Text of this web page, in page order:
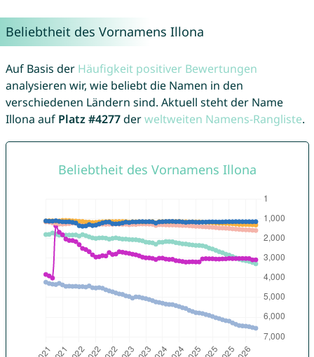
Beliebtheit des Vornamens Illona
Auf Basis der Häufigkeit positiver Bewertungen
analysieren wir, wie beliebt die Namen in den
verschiedenen Ländern sind. Aktuell steht der Name
Illona auf Platz #4277derweltweiten Namens-Rangliste.